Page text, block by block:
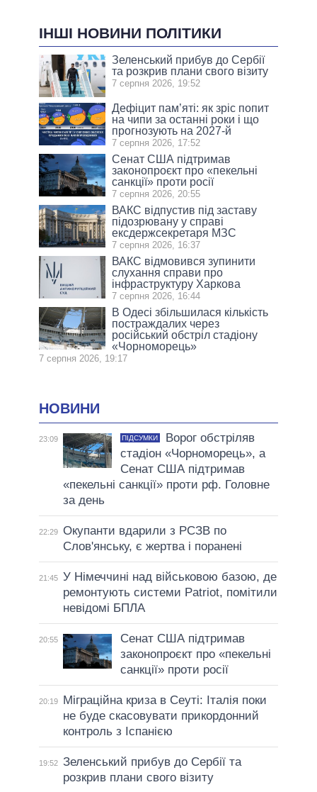
ІНШІ НОВИНИ ПОЛІТИКИ
Зеленський прибув до Сербії
та розкрив плани свого візиту
7 серпня 2026, 19:52
Дефіцит пам’яті: як зріс попит
на чипи за останні роки і що
прогнозують на 2027-й
7 серпня 2026, 17:52
Сенат США підтримав
законопроєкт про «пекельні
санкції» проти росії
7 серпня 2026, 20:55
ВАКС відпустив під заставу
підозрювану у справі
ексдержсекретаря МЗС
7 серпня 2026, 16:37
ВАКС відмовився зупинити
слухання справи про
інфраструктуру Харкова
7 серпня 2026, 16:44
В Одесі збільшилася кількість
постраждалих через
російський обстріл стадіону
«Чорноморець»
7 серпня 2026, 19:17
НОВИНИ
23:09 ПІДСУМКИ
Ворог обстріляв
стадіон «Чорноморець», а
Сенат США підтримав
«пекельні санкції» проти рф. Головне
за день
22:29 Окупанти вдарили з РСЗВ по
Слов'янську, є жертва і поранені
21:45 У Німеччині над військовою базою, де
ремонтують системи Patriot, помітили
невідомі БПЛА
20:55
Сенат США підтримав
законопроєкт про «пекельні
санкції» проти росії
20:19
Міграційна криза в Сеуті: Італія поки
не буде скасовувати прикордонний
контроль з Іспанією
19:52 Зеленський прибув до Сербії та
розкрив плани свого візиту